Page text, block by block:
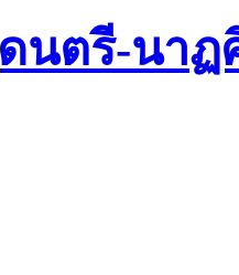
นตรี-นาฏ